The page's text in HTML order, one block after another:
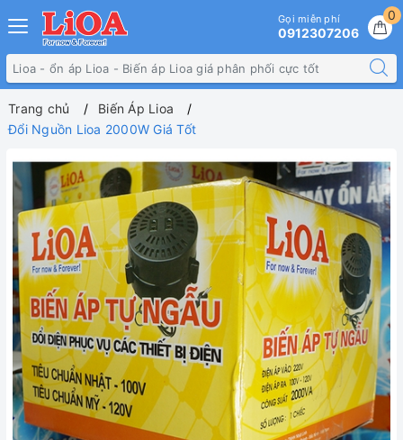
0
Gọi miễn phí
0912307206
Trang chủ
Biến Áp Lioa
Đổi Nguồn Lioa 2000W Giá Tốt